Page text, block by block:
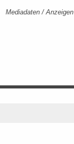
Mediadaten / Anzeigen